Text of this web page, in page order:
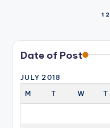
pagination
1 2
Date of Post
JULY 2018
M
T W T